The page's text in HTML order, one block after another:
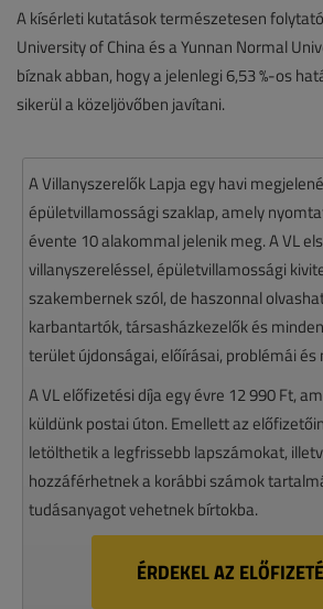
A kísérleti kutatások természetesen
University of China és a Yunnan Normal
bíznak abban, hogy a jelenlegi 6,53 %-os
sikerül a közeljövőben javítani.
A Villanyszerelők Lapja egy havi
épületvillamossági szaklap, amely
évente 10 alakommal jelenik meg. A VL
villanyszereléssel, épületvillamossági
szakembernek szól, de haszonnal
karbantartók, társasházkezelők és
terület újdonságai, előírásai, problémái
A VL előfizetési díja egy évre 12 990 Ft,
küldünk postai úton. Emellett az
letölthetik a legfrissebb lapszámokat,
hozzáférhetnek a korábbi számok
tudásanyagot vehetnek bírtokba.
ÉRDEKEL AZ